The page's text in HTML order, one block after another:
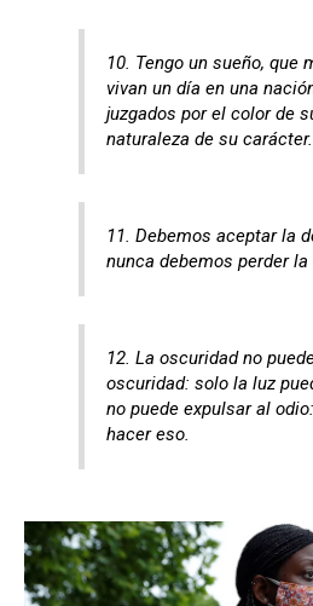
10. Tengo un sueño, que
vivan un día en una
juzgados por el color de
naturaleza de su carácter.
11. Debemos aceptar la
nunca debemos perder
12. La oscuridad no
oscuridad: solo la luz
no puede expulsar al
hacer eso.